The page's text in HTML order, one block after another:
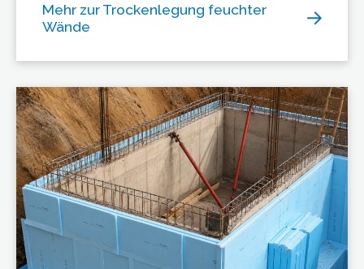
Mehr zur Trockenlegung feuchter
Wände